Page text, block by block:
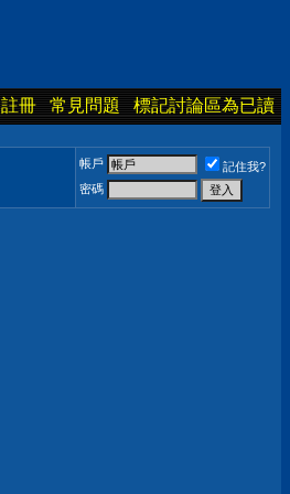
註冊 常見問題 標記討論區為已讀
帳戶
記住我?
密碼